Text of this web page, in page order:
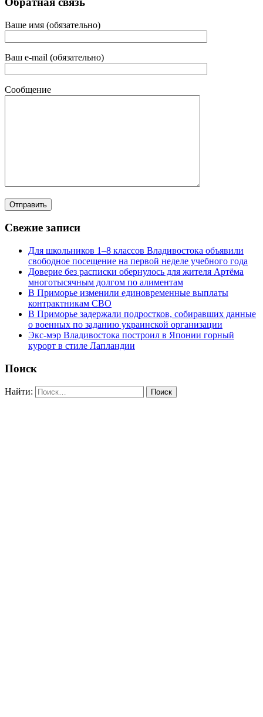
Ваше имя (обязательно)
Ваш e-mail (обязательно)
Сообщение
Свежие записи
Для школьников 1–8 классов Владивостока объявили
свободное посещение на первой неделе учебного года
Доверие без расписки обернулось для жителя Артёма
многотысячным долгом по алиментам
В Приморье изменили единовременные выплаты
контрактникам СВО
В Приморье задержали подростков, собиравших данные
о военных по заданию украинской организации
Экс-мэр Владивостока построил в Японии горный
курорт в стиле Лапландии
Поиск
Найти: